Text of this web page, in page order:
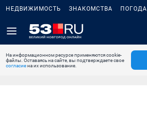
НЕДВИЖИМОСТЬ ЗНАКОМСТВА ПОГОДА
На информационном ресурсе применяются cookie-
файлы. Оставаясь на сайте, вы подтверждаете свое
согласиена их использование.